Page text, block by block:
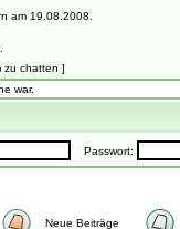
am 19.08.2008.
chatten ]
war.
Passwort:
Neue Beiträge